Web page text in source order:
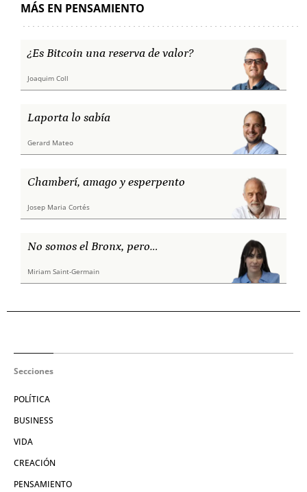
MÁS EN PENSAMIENTO
¿Es Bitcoin una reserva de valor?
Joaquim Coll
Laporta lo sabía
Gerard Mateo
Chamberí, amago y esperpento
Josep Maria Cortés
No somos el Bronx, pero…
Miriam Saint-Germain
Secciones
POLÍTICA
BUSINESS
VIDA
CREACIÓN
PENSAMIENTO